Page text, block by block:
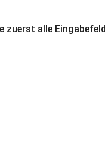
zuerst alle